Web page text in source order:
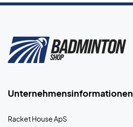
Unternehmensinformationen
Racket House ApS